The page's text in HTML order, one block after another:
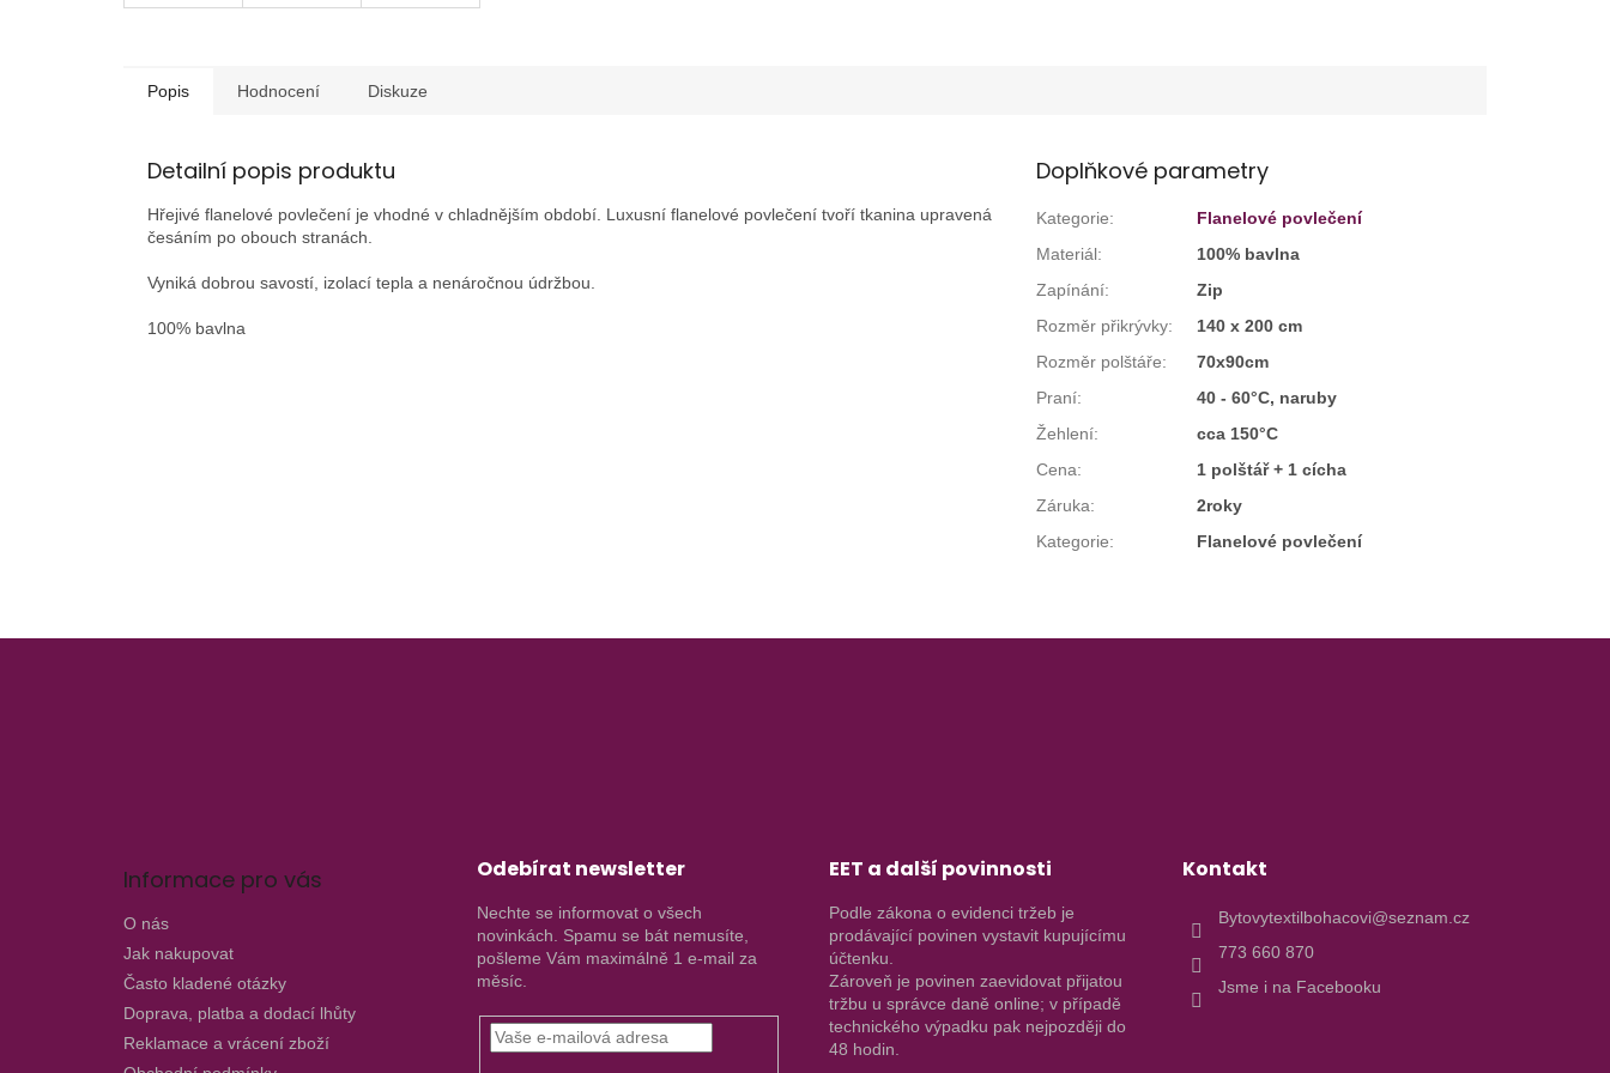
Popis Hodnocení Diskuze
Detailní popis produktu
Hřejivé flanelové povlečení je vhodné v chladnějším období. Luxusní flanelové povlečení tvoří tkanina upravená
česáním po obouch stranách.
Vyniká dobrou savostí, izolací tepla a nenáročnou údržbou.
100% bavlna
Doplňkové parametry
Kategorie:
Flanelové povlečení
Materiál:
100% bavlna
Zapínání:
Zip
Rozměr přikrývky:
140 x 200 cm
Rozměr polštáře:
70x90cm
Praní:
40 - 60°C, naruby
Žehlení:
cca 150°C
Cena:
1 polštář + 1 cícha
Záruka:
2roky
Kategorie: Flanelové povlečení
Informace pro vás
O nás
Jak nakupovat
Často kladené otázky
Doprava, platba a dodací lhůty
Reklamace a vrácení zboží
Odebírat newsletter
Nechte se informovat o všech
novinkách. Spamu se bát nemusíte,
pošleme Vám maximálně 1 e-mail za
měsíc.
EET a další povinnosti
Podle zákona o evidenci tržeb je
prodávající povinen vystavit kupujícímu
účtenku.
Zároveň je povinen zaevidovat přijatou
tržbu u správce daně online; v případě
technického výpadku pak nejpozději do
48 hodin.
Kontakt
Bytovytextilbohacovi@seznam.cz
773 660 870
Jsme i na Facebooku